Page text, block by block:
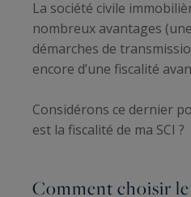
La société civile
nombreux avantages
démarches de
encore d’une fiscalité
Considérons ce dernier
est la fiscalité de ma SCI ?
Comment choisir